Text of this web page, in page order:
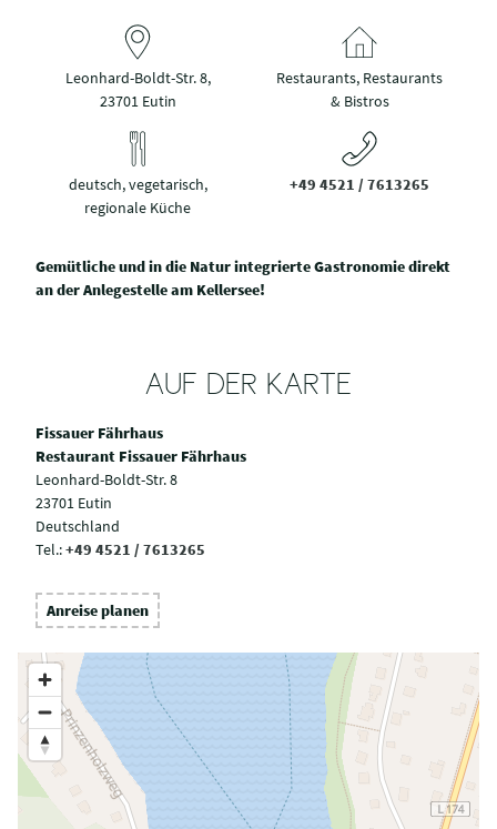
Leonhard-Boldt-Str. 8,
23701 Eutin
Restaurants, Restaurants
& Bistros
deutsch, vegetarisch,
regionale Küche
+49 4521 / 7613265
Gemütliche und in die Natur integrierte Gastronomie direkt
an der Anlegestelle am Kellersee!
AUF DER KARTE
Fissauer Fährhaus
Restaurant Fissauer Fährhaus
Leonhard-Boldt-Str. 8
23701 Eutin
Deutschland
Tel.:+49 4521 / 7613265
Anreise planen